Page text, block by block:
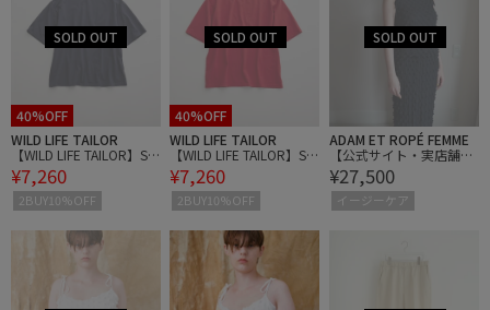
40%OFF
WILD LIFE TAILOR
【WILD LIFE TAILOR】SU
VIN COTTON バスクシャ
ツ ハーフ スリーブ
¥7,260
2BUY10%OFF
40%OFF
WILD LIFE TAILOR
【WILD LIFE TAILOR】SU
VIN COTTON バスクシャ
ツ ハーフ スリーブ
¥7,260
2BUY10%OFF
ADAM ET ROPÉ FEMME
【公式サイト・実店舗限
定】【OPEN SESAME CL
UB】DORIAN CAMISOLE
¥27,500
イージーケア